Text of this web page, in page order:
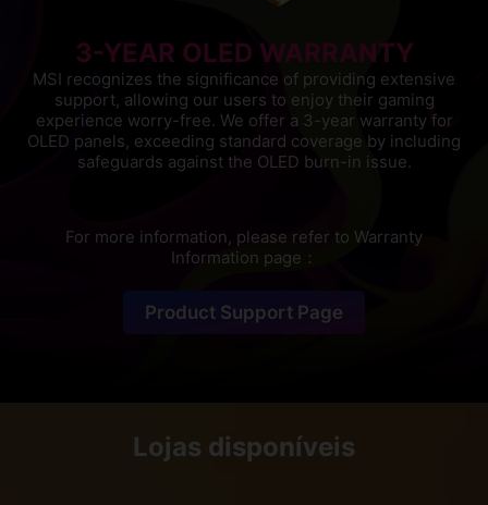
3-YEAR OLED WARRANTY
MSI recognizes the significance of providing extensive
support, allowing our users to enjoy their gaming
experience worry-free. We offer a 3-year warranty for
OLED panels, exceeding standard coverage by including
safeguards against the OLED burn-in issue.
For more information, please refer to Warranty
Information page：
Product Support Page
Lojas disponíveis